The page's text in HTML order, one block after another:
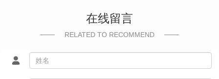
在线留言
RELATED TO RECOMMEND